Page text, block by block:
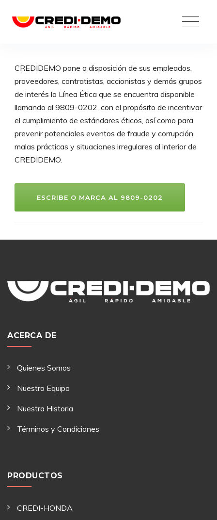
CREDIDEMO pone a disposición de sus empleados,
proveedores, contratistas, accionistas y demás grupos
de interés la Línea Ética que se encuentra disponible
llamando al 9809-0202, con el propósito de incentivar
el cumplimiento de estándares éticos, así como para
prevenir potenciales eventos de fraude y corrupción,
malas prácticas y situaciones irregulares al interior de
CREDIDEMO.
ESCRIBE O MARCA AL 9809-0202
ACERCA DE
Quienes Somos
Nuestro Equipo
Nuestra Historia
Términos y Condiciones
PRODUCTOS
CREDI-HONDA